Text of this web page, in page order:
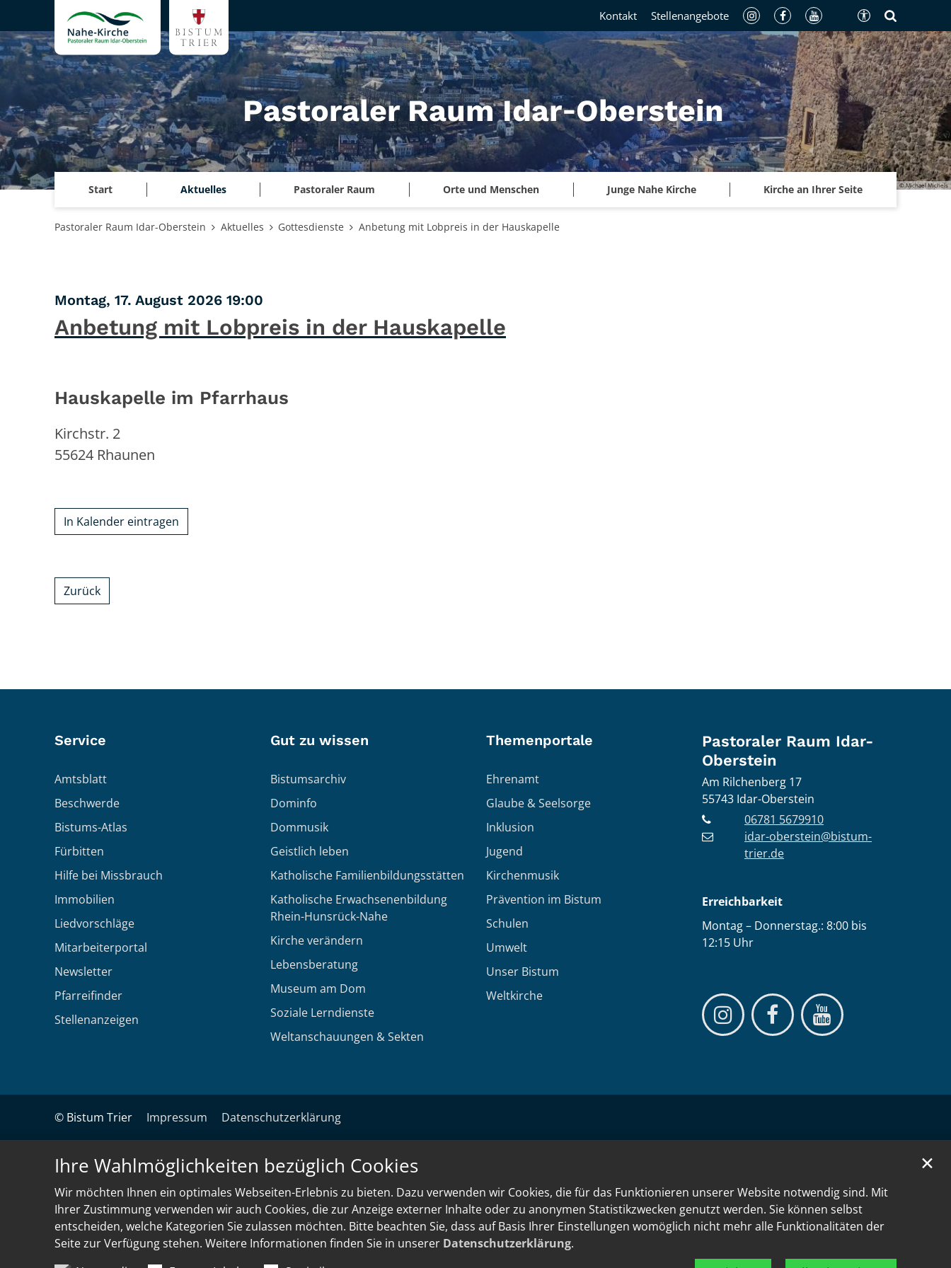
Ihre Wahlmöglichkeiten bezüglich Cookies
Wir möchten Ihnen ein optimales Webseiten-Erlebnis zu bieten. Dazu verwenden wir Cookies, die für das Funktionieren unserer Website notwendig sind. Mit
Ihrer Zustimmung verwenden wir auch Cookies, die zur Anzeige externer Inhalte oder zu anonymen Statistikzwecken genutzt werden. Sie können selbst
entscheiden, welche Kategorien Sie zulassen möchten. Bitte beachten Sie, dass auf Basis Ihrer Einstellungen womöglich nicht mehr alle Funktionalitäten der
Seite zur Verfügung stehen. Weitere Informationen finden Sie in unserer Datenschutzerklärung.
✕
Zum Inhalt springen
© Michael Michels
Pastoraler Raum Idar‑Oberstein
Start Aktuelles Pastoraler Raum Orte und Menschen Junge Nahe Kirche Kirche an Ihrer Seite
Kontakt Stellenangebote
Pastoraler Raum Idar-Oberstein Aktuelles Gottesdienste Anbetung mit Lobpreis in der Hauskapelle
Montag, 17. August 2026 19:00
Anbetung mit Lobpreis in der Hauskapelle
Hauskapelle im Pfarrhaus
Kirchstr. 2
55624 Rhaunen
In Kalender eintragen
Zurück
Service
Amtsblatt
Beschwerde
Bistums-Atlas
Fürbitten
Hilfe bei Missbrauch
Immobilien
Liedvorschläge
Mitarbeiterportal
Newsletter
Pfarreifinder
Stellenanzeigen
Gut zu wissen
Bistumsarchiv
Dominfo
Dommusik
Geistlich leben
Katholische Familienbildungsstätten
Katholische Erwachsenenbildung
Rhein-Hunsrück-Nahe
Kirche verändern
Lebensberatung
Museum am Dom
Soziale Lerndienste
Weltanschauungen & Sekten
Themenportale
Ehrenamt
Glaube & Seelsorge
Inklusion
Jugend
Kirchenmusik
Prävention im Bistum
Schulen
Umwelt
Unser Bistum
Weltkirche
Pastoraler Raum Idar-
Oberstein
Am Rilchenberg 17
55743 Idar-Oberstein
06781 5679910
idar-oberstein@bistum-
trier.de
Erreichbarkeit
Montag – Donnerstag.: 8:00 bis
12:15 Uhr
© Bistum Trier Impressum Datenschutzerklärung